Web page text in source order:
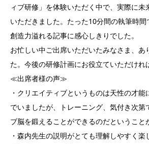
ィブ研修」を体験いただく中で、実際に
いただきました。たった10分間の執筆時
創造力溢れる記事に感心しきりでした。
お忙しい中ご出席いただいたみなさま、あ
た。今後の研修計画にお役立ていただけれ
≪出席者様の声≫
・クリエイティブというものは天性の才
でいましたが、トレーニング、気付き次第
ブ脳を鍛えることができるのだということ
・森内先生の説明がとても理解しやすく